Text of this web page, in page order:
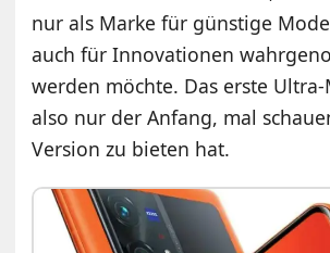
nur als Marke für günstige
auch für Innovationen
werden möchte. Das erste
also nur der Anfang, mal
Version zu bieten hat.